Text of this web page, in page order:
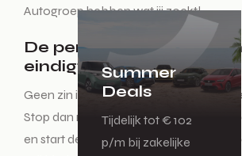
Summer
Deals
Tijdelijk tot € 102
p/m bij zakelijke
Autogroep hebben wat jij zoekt!
De perfecte auto
eindigt hier!
Geen zin in een lange zoektocht naar
Stop dan met het auto zoeken op
en start deze tocht enkel nog bij De